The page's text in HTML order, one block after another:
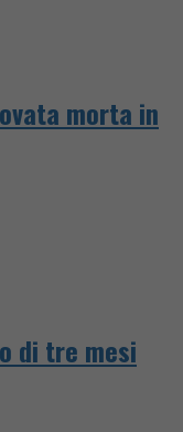
morta in
di tre mesi